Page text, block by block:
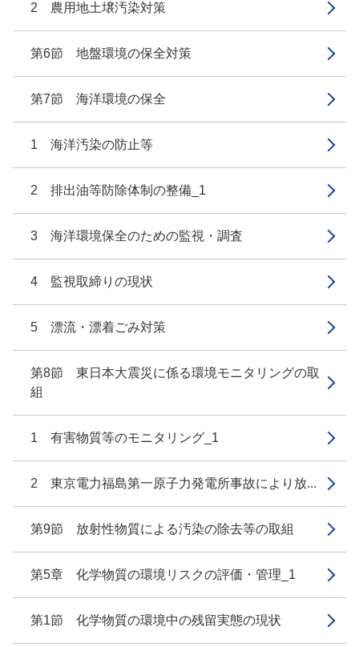
2 農用地土壌汚染対策
第6節 地盤環境の保全対策
第7節 海洋環境の保全
1 海洋汚染の防止等
2 排出油等防除体制の整備_1
3 海洋環境保全のための監視・調査
4 監視取締りの現状
5 漂流・漂着ごみ対策
第8節 東日本大震災に係る環境モニタリングの取
組
1 有害物質等のモニタリング_1
2 東京電力福島第一原子力発電所事故により放...
第9節 放射性物質による汚染の除去等の取組
第5章 化学物質の環境リスクの評価・管理_1
第1節 化学物質の環境中の残留実態の現状